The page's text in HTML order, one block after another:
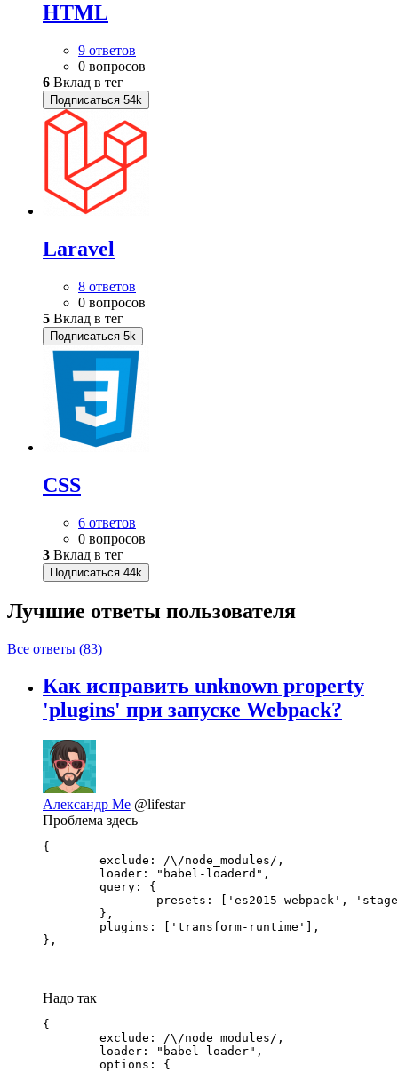
HTML
9 ответов
0 вопросов
6 Вклад в тег
Подписаться 54k
Laravel
8 ответов
0 вопросов
5 Вклад в тег
Подписаться 5k
CSS
6 ответов
0 вопросов
3 Вклад в тег
Подписаться 44k
Лучшие ответы пользователя
Все ответы (83)
Как исправить unknown property
'plugins' при запуске Webpack?
Александр Ме @lifestar
Проблема здесь
{
},
Надо так
{